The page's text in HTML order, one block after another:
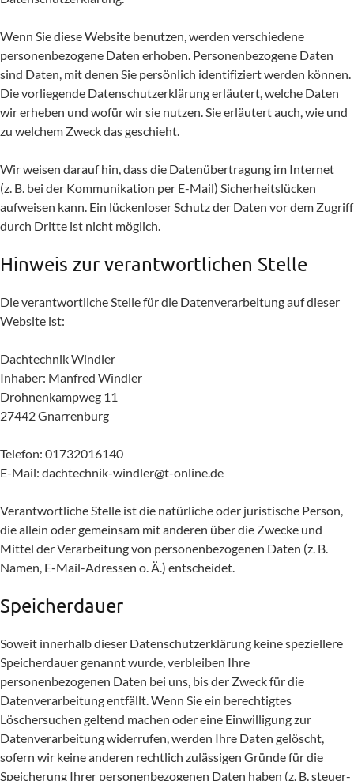
Wenn Sie diese Website benutzen, werden verschiedene
personenbezogene Daten erhoben. Personenbezogene Daten
sind Daten, mit denen Sie persönlich identifiziert werden können.
Die vorliegende Datenschutzerklärung erläutert, welche Daten
wir erheben und wofür wir sie nutzen. Sie erläutert auch, wie und
zu welchem Zweck das geschieht.
Wir weisen darauf hin, dass die Datenübertragung im Internet
(z. B. bei der Kommunikation per E-Mail) Sicherheitslücken
aufweisen kann. Ein lückenloser Schutz der Daten vor dem Zugriff
durch Dritte ist nicht möglich.
Hinweis zur verantwortlichen Stelle
Die verantwortliche Stelle für die Datenverarbeitung auf dieser
Website ist:
Dachtechnik Windler
Inhaber: Manfred Windler
Drohnenkampweg 11
27442 Gnarrenburg
Telefon: 01732016140
E-Mail: dachtechnik-windler@t-online.de
Verantwortliche Stelle ist die natürliche oder juristische Person,
die allein oder gemeinsam mit anderen über die Zwecke und
Mittel der Verarbeitung von personenbezogenen Daten (z. B.
Namen, E-Mail-Adressen o. Ä.) entscheidet.
Speicherdauer
Soweit innerhalb dieser Datenschutzerklärung keine speziellere
Speicherdauer genannt wurde, verbleiben Ihre
personenbezogenen Daten bei uns, bis der Zweck für die
Datenverarbeitung entfällt. Wenn Sie ein berechtigtes
Löschersuchen geltend machen oder eine Einwilligung zur
Datenverarbeitung widerrufen, werden Ihre Daten gelöscht,
sofern wir keine anderen rechtlich zulässigen Gründe für die
Speicherung Ihrer personenbezogenen Daten haben (z. B. steuer-